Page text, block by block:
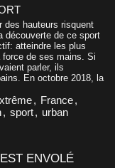
des hauteurs risquent
découverte de ce sport
atteindre les plus
de ses mains. Si
parler, ils
En octobre 2018, la
, France,
, sport, urban
ENVOLÉ